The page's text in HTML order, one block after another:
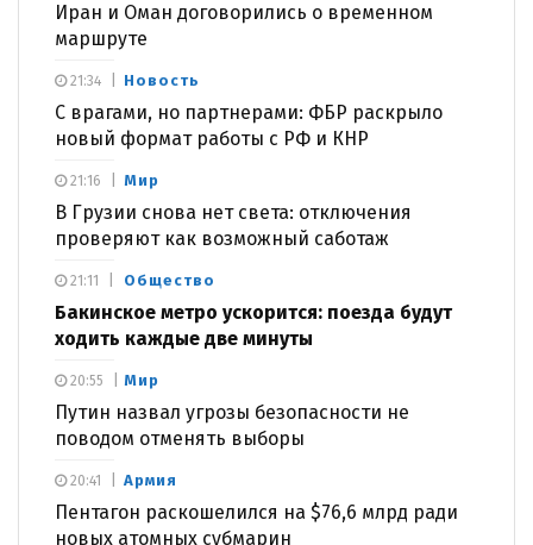
Иран и Оман договорились о временном
маршруте
Новость
С врагами, но партнерами: ФБР раскрыло
новый формат работы с РФ и КНР
21:34
Мир
В Грузии снова нет света: отключения
проверяют как возможный саботаж
21:16
Общество
Бакинское метро ускорится: поезда будут
ходить каждые две минуты
21:11
Мир
Путин назвал угрозы безопасности не
поводом отменять выборы
20:55
Армия
Пентагон раскошелился на $76,6 млрд ради
новых атомных субмарин
20:41